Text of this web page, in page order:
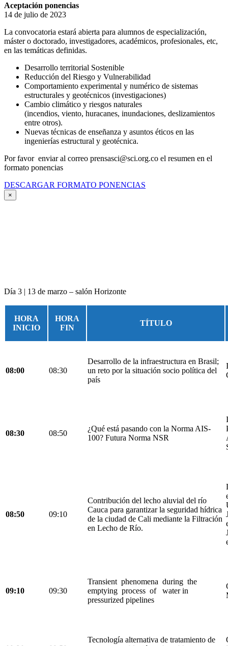
Aceptación ponencias
14 de julio de 2023
La convocatoria estará abierta para alumnos de especialización,
máster o doctorado, investigadores, académicos, profesionales, etc,
en las temáticas definidas.
Desarrollo territorial Sostenible
Reducción del Riesgo y Vulnerabilidad
Comportamiento experimental y numérico de sistemas
estructurales y geotécnicos (investigaciones)
Cambio climático y riesgos naturales
(incendios, viento, huracanes, inundaciones, deslizamientos
entre otros).
Nuevas técnicas de enseñanza y asuntos éticos en las
ingenierías estructural y geotécnica.
Por favor enviar al correo prensasci@sci.org.co el resumen en el
formato ponencias
DESCARGAR FORMATO PONENCIAS
×
Día 3 | 13 de marzo – salón Horizonte
HORA
INICIO
HORA
FIN
TÍTULO
08:00 08:30
Desarrollo de la infraestructura en Brasil;
un reto por la situación socio política del
país
08:30 08:50
¿Qué está pasando con la Norma AIS-
100? Futura Norma NSR
08:50 09:10
Contribución del lecho aluvial del río
Cauca para garantizar la seguridad hídrica
de la ciudad de Cali mediante la Filtración
en Lecho de Río.
09:10 09:30
Transient phenomena during the
emptying process of water in
pressurized pipelines
Tecnología alternativa de tratamiento de